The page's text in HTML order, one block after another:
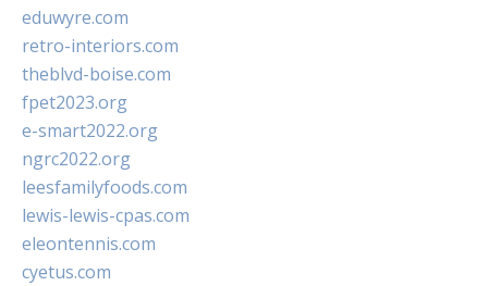
eduwyre.com
retro-interiors.com
theblvd-boise.com
fpet2023.org
e-smart2022.org
ngrc2022.org
leesfamilyfoods.com
lewis-lewis-cpas.com
eleontennis.com
cyetus.com